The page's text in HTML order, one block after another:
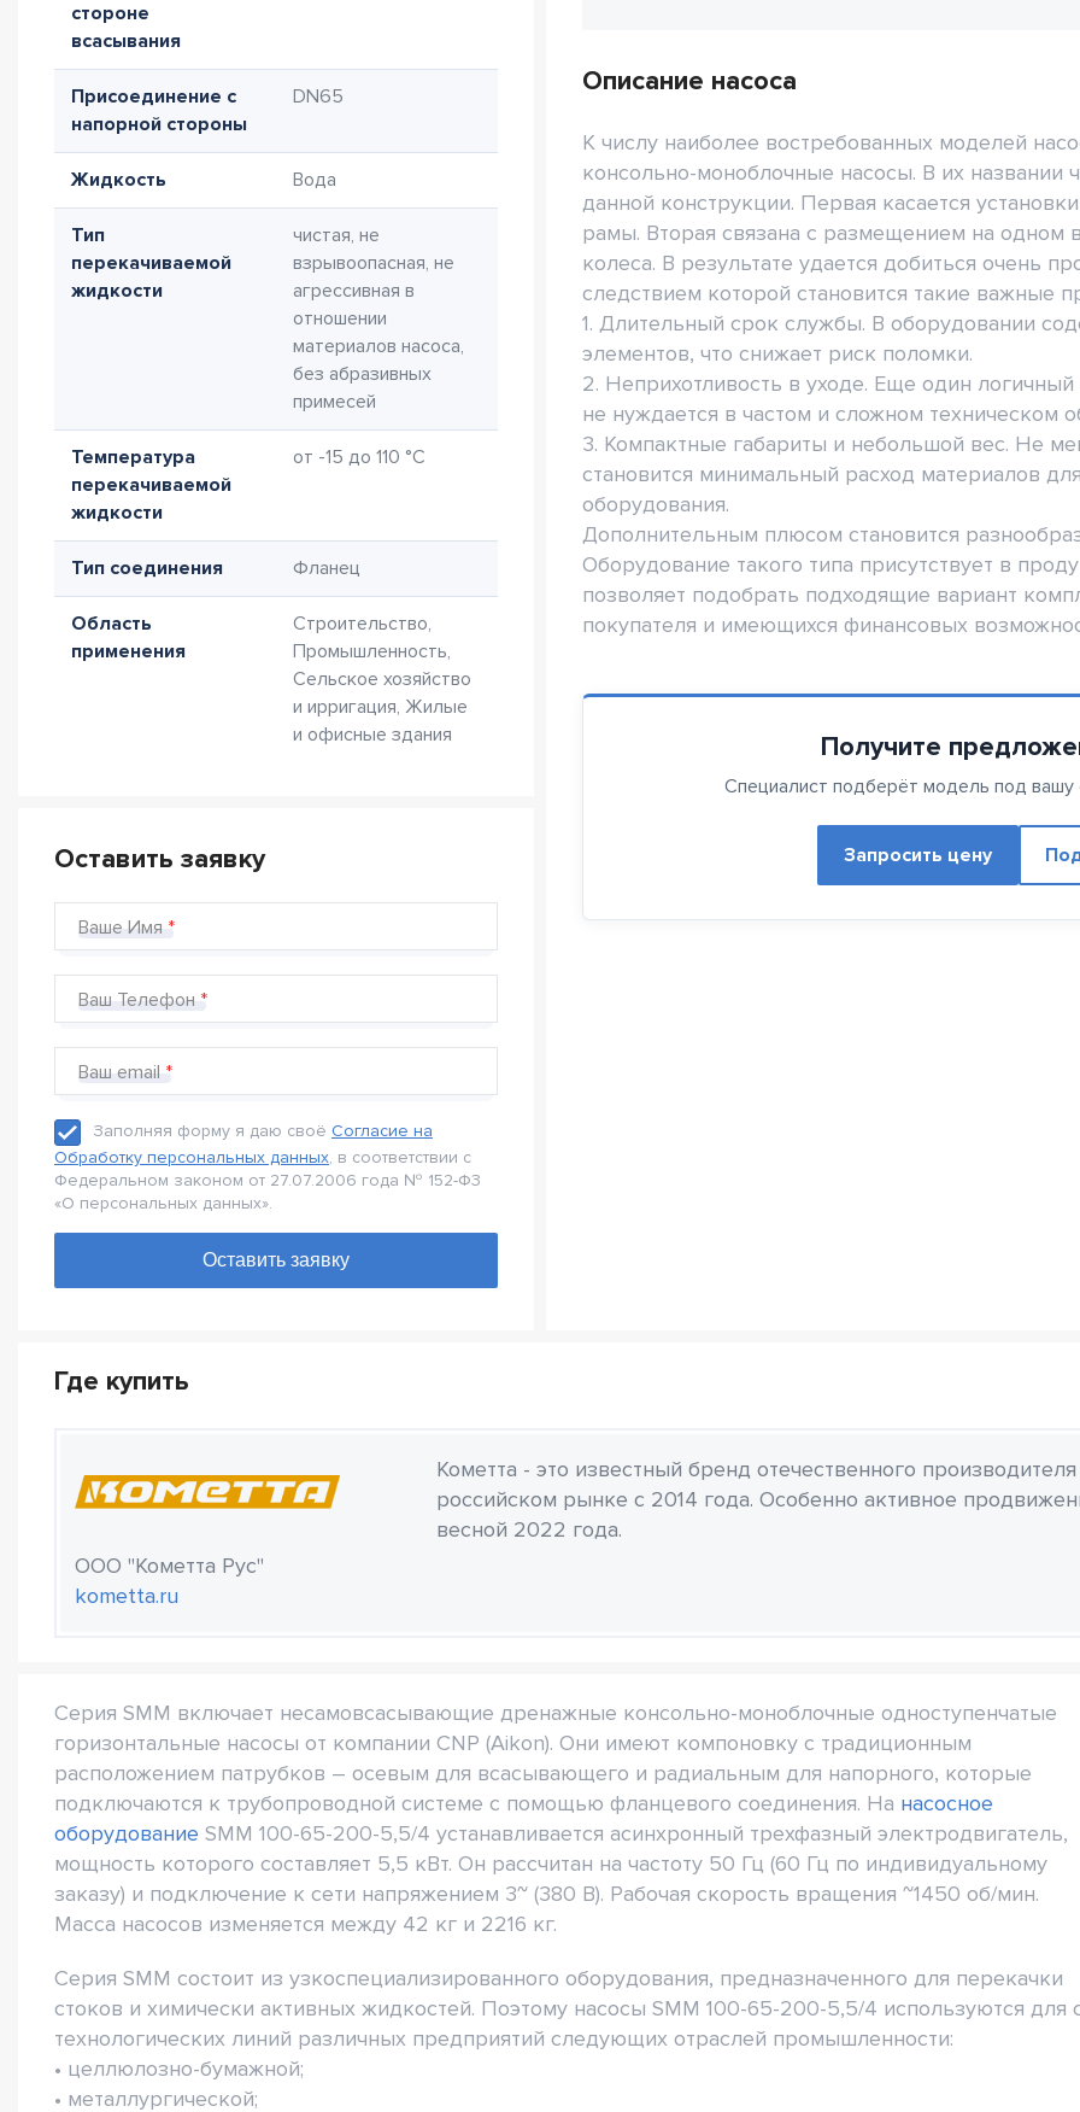
стороне
всасывания
Присоединение с
напорной стороны
DN65
Жидкость Вода
Тип
перекачиваемой
жидкости
чистая, не
взрывоопасная, не
агрессивная в
отношении
материалов насоса,
без абразивных
примесей
Температура
перекачиваемой
жидкости
от -15 до 110 °C
Тип соединения Фланец
Область
применения
Строительство,
Промышленность,
Сельское хозяйство
и ирригация, Жилые
и офисные здания
Оставить заявку
Ваше Имя
Ваш Телефон
Ваш email
Заполняя форму я даю своё Согласие на
Обработку персональных данных, в соответствии с
Федеральном законом от 27.07.2006 года № 152-Ф3
«О персональных данных».
Описание насоса
К числу наиболее востребованных моделей
консольно-моноблочные насосы. В их названии
данной конструкции. Первая касается
рамы. Вторая связана с размещением на одном
колеса. В результате удается добиться очень
следствием которой становится такие важные
1. Длительный срок службы. В оборудовании
элементов, что снижает риск поломки.
2. Неприхотливость в уходе. Еще один
не нуждается в частом и сложном техническом
3. Компактные габариты и небольшой вес. Не
становится минимальный расход материалов
оборудования.
Дополнительным плюсом становится
Оборудование такого типа присутствует в
позволяет подобрать подходящие вариант
покупателя и имеющихся финансовых
Получите
Специалист подберёт модель под вашу
Запросить цену
Где купить
ООО "Кометта Рус"
kometta.ru
Кометта - это известный бренд отечественного
российском рынке с 2014 года. Особенно активное
весной 2022 года.
Серия SMM включает несамовсасывающие дренажные консольно-моноблочные одноступенчатые
горизонтальные насосы от компании CNP (Aikon). Они имеют компоновку с традиционным
расположением патрубков – осевым для всасывающего и радиальным для напорного, которые
подключаются к трубопроводной системе с помощью фланцевого соединения. На насосное
оборудование SMM 100-65-200-5,5/4 устанавливается асинхронный трехфазный электродвигатель,
мощность которого составляет 5,5 кВт. Он рассчитан на частоту 50 Гц (60 Гц по индивидуальному
заказу) и подключение к сети напряжением 3~ (380 В). Рабочая скорость вращения ~1450 об/мин.
Масса насосов изменяется между 42 кг и 2216 кг.
Серия SMM состоит из узкоспециализированного оборудования, предназначенного для перекачки
стоков и химически активных жидкостей. Поэтому насосы SMM 100-65-200-5,5/4 используются для
технологических линий различных предприятий следующих отраслей промышленности:
• целлюлозно-бумажной;
• металлургической;